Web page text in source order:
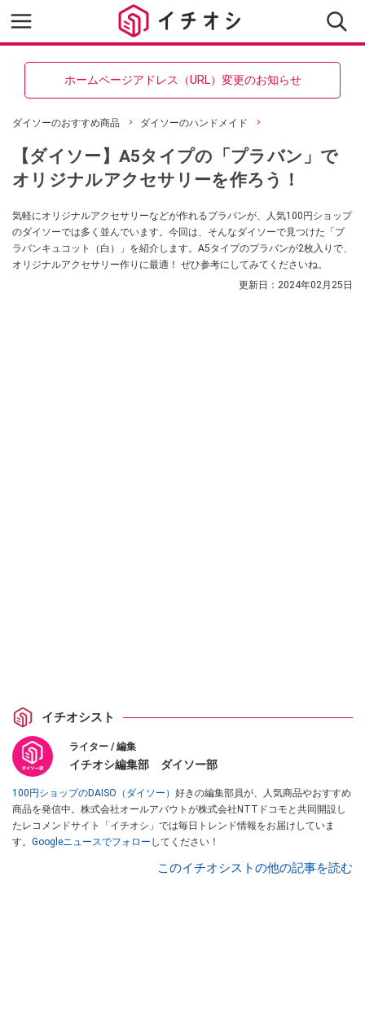
ホームページアドレス（URL）変更のお知らせ
ダイソーのおすすめ商品 ダイソーのハンドメイド
【ダイソー】A5タイプの「プラバン」で
オリジナルアクセサリーを作ろう！
気軽にオリジナルアクセサリーなどが作れるプラバンが、人気100円ショップ
のダイソーでは多く並んでいます。今回は、そんなダイソーで見つけた「プ
ラバンキュコット（白）」を紹介します。A5タイプのプラバンが2枚入りで、
オリジナルアクセサリー作りに最適！ ぜひ参考にしてみてくださいね。
更新日： 2024年02月25日
イチオシスト
ライター / 編集
イチオシ編集部 ダイソー部
100円ショップのDAISO（ダイソー） 好きの編集部員が、人気商品やおすすめ
商品を発信中。株式会社オールアバウトが株式会社NTTドコモと共同開設し
たレコメンドサイト「イチオシ」では毎日トレンド情報をお届けしていま
す。 Googleニュースでフォロー してください！
このイチオシストの他の記事を読む